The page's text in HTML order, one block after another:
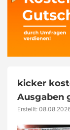
kicker
Ausgaben
Erstellt: